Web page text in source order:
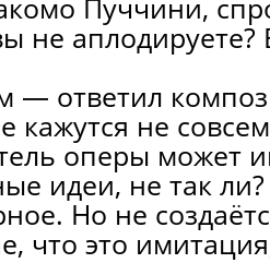
Пуччини,
не аплодируете?
— ответил
кажутся не
оперы может
идеи, не так ли?
Но не
что это